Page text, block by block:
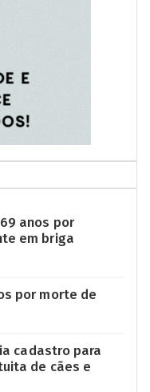
anos por
em briga
por morte de
cadastro para
de cães e